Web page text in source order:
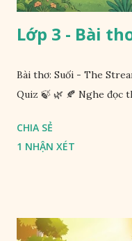
Lớp 3 - Bài
Bài thơ: Suối - The
Quiz 🍃 🌿 🍂 Nghe đọc
CHIA SẺ
1 NHẬN XÉT